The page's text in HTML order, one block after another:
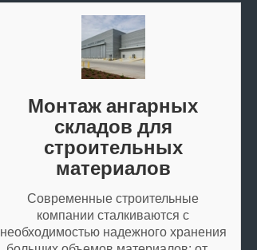
Монтаж ангарных
складов для
строительных
материалов
Современные строительные
компании сталкиваются с
необходимостью надежного хранения